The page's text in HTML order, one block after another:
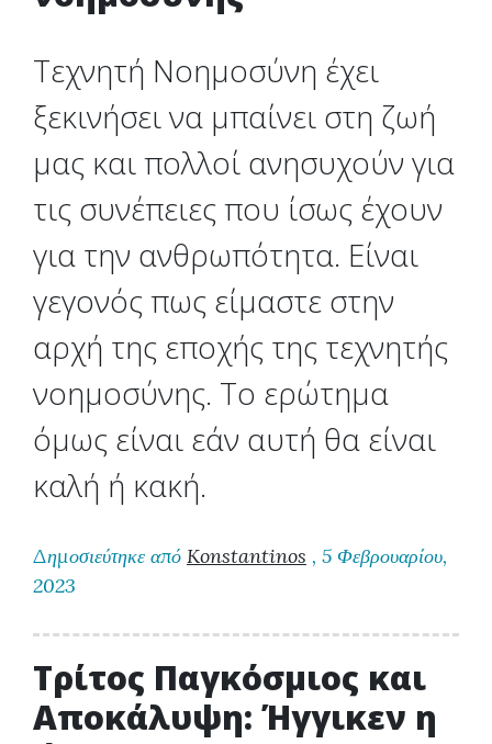
Τεχνητή Νοημοσύνη έχει
ξεκινήσει να μπαίνει στη ζωή
μας και πολλοί ανησυχούν για
τις συνέπειες που ίσως έχουν
για την ανθρωπότητα. Είναι
γεγονός πως είμαστε στην
αρχή της εποχής της τεχνητής
νοημοσύνης. Το ερώτημα
όμως είναι εάν αυτή θα είναι
καλή ή κακή.
Δημοσιεύτηκε από Konstantinos , 5 Φεβρουαρίου,
2023
Τρίτος Παγκόσμιος και
Αποκάλυψη: Ήγγικεν η